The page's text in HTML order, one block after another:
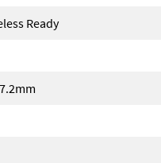
Ready